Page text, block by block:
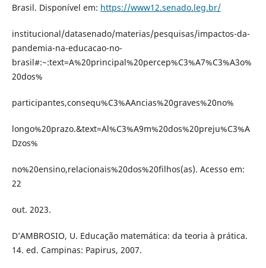
Brasil. Disponível em: https://www12.senado.leg.br/
institucional/datasenado/materias/pesquisas/impactos-da-
pandemia-na-educacao-no-
brasil#:~:text=A%20principal%20percep%C3%A7%C3%A3o%
20dos%
participantes,consequ%C3%AAncias%20graves%20no%
longo%20prazo.&text=Al%C3%A9m%20dos%20preju%C3%A
Dzos%
no%20ensino,relacionais%20dos%20filhos(as). Acesso em:
22
out. 2023.
D’AMBROSIO, U. Educação matemática: da teoria à prática.
14. ed. Campinas: Papirus, 2007.